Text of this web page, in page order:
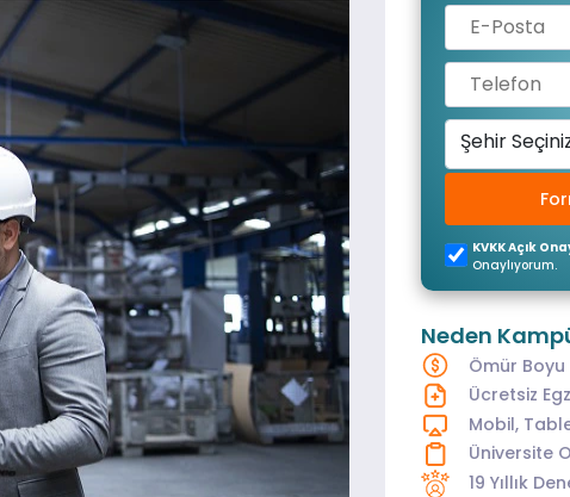
Şehir
KVKK Açık
Onaylıyorum.
Neden
Ömür Boyu
Ücretsiz
Mobil,
Üniversite
19 Yıllık